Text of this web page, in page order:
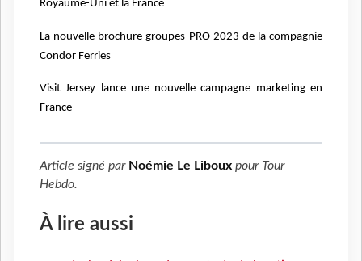
Royaume-Uni et la France
La nouvelle brochure groupes PRO 2023 de la compagnie
Condor Ferries
Visit Jersey lance une nouvelle campagne marketing en
France
Article signé par Noémie Le Liboux pour Tour
Hebdo.
À lire aussi